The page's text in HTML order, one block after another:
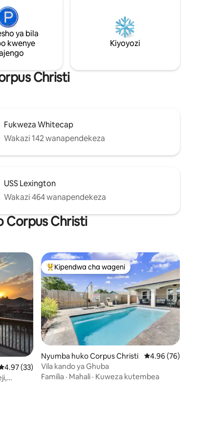
za
visiwa vinavyopendwa na mikahawa ya
ya bila
kwenye
Kiyoyozi
Christi
Fukweza Whitecap
Wakazi 142 wanapendekeza
USS Lexington
Wakazi 464 wanapendekeza
Corpus Christi
22
wa wastani wa 4.97 kati ya 5, tathmini 33
4.97 (33)
Kipendwa maarufu cha wageni
Kipendwa cha wageni
Nyumba huko Corpus Christi Ukadiriaji wa wastani
4.96 (76)
Vila kando ya Ghuba
Familia · Mahali · Kuweza kutembea